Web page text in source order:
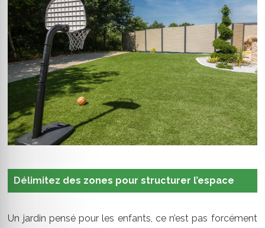
Délimitez des zones pour structurer l’espace
Un jardin pensé pour les enfants, ce n’est pas forcément